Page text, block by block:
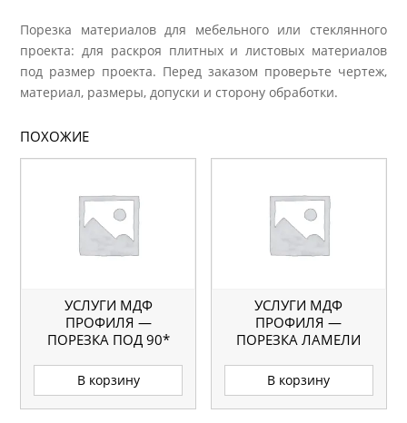
Порезка материалов для мебельного или стеклянного
проекта: для раскроя плитных и листовых материалов
под размер проекта. Перед заказом проверьте чертеж,
материал, размеры, допуски и сторону обработки.
ПОХОЖИЕ
УСЛУГИ МДФ
ПРОФИЛЯ —
ПОРЕЗКА ПОД 90*
В корзину
УСЛУГИ МДФ
ПРОФИЛЯ —
ПОРЕЗКА ЛАМЕЛИ
В корзину